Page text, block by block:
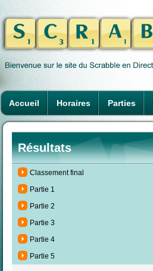
Accueil Horaires Parties
Résultats
Classement final
Partie 1
Partie 2
Partie 3
Partie 4
Partie 5